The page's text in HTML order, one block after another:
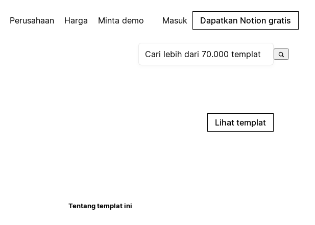
Perusahaan Harga Minta demo Masuk Dapatkan Notion gratis
Lihat templat
Tentang templat ini